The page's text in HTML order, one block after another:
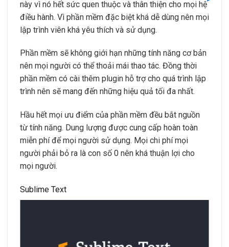
này vì nó hết sức quen thuộc và thân thiện cho mọi hệ
điều hành. Vì phần mềm đặc biệt khá dễ dùng nên mọi
lập trình viên khá yêu thích và sử dụng.
Phần mềm sẽ không giới hạn những tính năng cơ bản
nên mọi người có thể thoải mái thao tác. Đồng thời
phần mềm có cài thêm plugin hỗ trợ cho quá trình lập
trình nên sẽ mang đến những hiệu quả tối đa nhất.
Hầu hết mọi ưu điểm của phần mềm đều bắt nguồn
từ tính năng. Dung lượng được cung cấp hoàn toàn
miễn phí để mọi người sử dụng. Mọi chi phí mọi
người phải bỏ ra là con số 0 nên khá thuận lợi cho
mọi người.
Sublime Text